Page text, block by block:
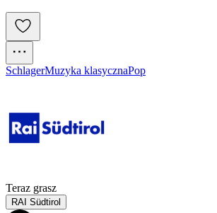
SchlagerMuzyka klasycznaPop
Teraz grasz
RAI Südtirol